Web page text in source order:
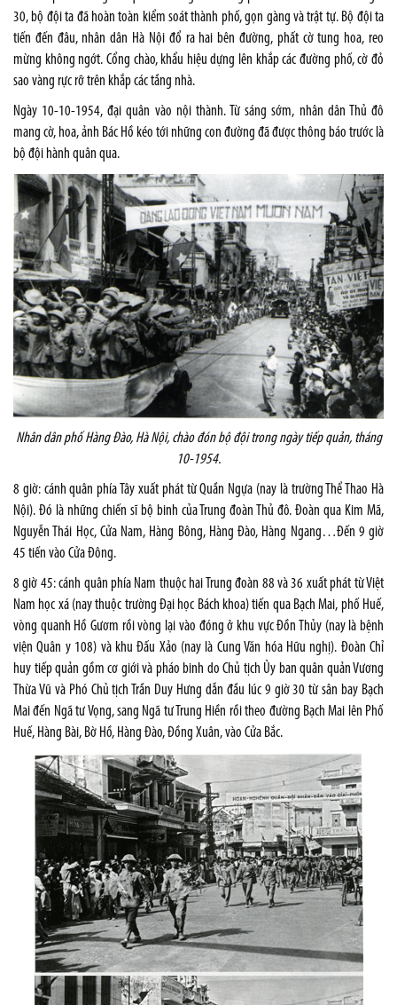
30, bộ đội ta đã hoàn toàn kiểm soát thành phố, gọn gàng và trật tự. Bộ đội ta
tiến đến đâu, nhân dân Hà Nội đổ ra hai bên đường, phất cờ tung hoa, reo
mừng không ngớt. Cổng chào, khẩu hiệu dựng lên khắp các đường phố, cờ đỏ
sao vàng rực rỡ trên khắp các tầng nhà.
Ngày 10-10-1954, đại quân vào nội thành. Từ sáng sớm, nhân dân Thủ đô
mang cờ, hoa, ảnh Bác Hồ kéo tới những con đường đã được thông báo trước là
bộ đội hành quân qua.
Nhân dân phố Hàng Đào, Hà Nội, chào đón bộ đội trong ngày tiếp quản, tháng
10-1954.
8 giờ: cánh quân phía Tây xuất phát từ Quần Ngựa (nay là trường Thể Thao Hà
Nội). Đó là những chiến sĩ bộ binh của Trung đoàn Thủ đô. Đoàn qua Kim Mã,
Nguyễn Thái Học, Cửa Nam, Hàng Bông, Hàng Đào, Hàng Ngang…Đến 9 giờ
45 tiến vào Cửa Đông.
8 giờ 45: cánh quân phía Nam thuộc hai Trung đoàn 88 và 36 xuất phát từ Việt
Nam học xá (nay thuộc trường Đại học Bách khoa) tiến qua Bạch Mai, phố Huế,
vòng quanh Hồ Gươm rồi vòng lại vào đóng ở khu vực Đồn Thủy (nay là bệnh
viện Quân y 108) và khu Đấu Xảo (nay là Cung Văn hóa Hữu nghị). Đoàn Chỉ
huy tiếp quản gồm cơ giới và pháo binh do Chủ tịch Ủy ban quân quản Vương
Thừa Vũ và Phó Chủ tịch Trần Duy Hưng dẫn đầu lúc 9 giờ 30 từ sân bay Bạch
Mai đến Ngã tư Vọng, sang Ngã tư Trung Hiền rồi theo đường Bạch Mai lên Phố
Huế, Hàng Bài, Bờ Hồ, Hàng Đào, Đồng Xuân, vào Cửa Bắc.